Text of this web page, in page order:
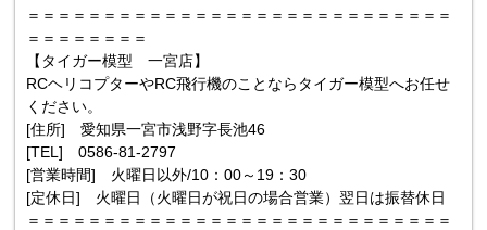
＝＝＝＝＝＝＝＝＝＝＝＝＝＝＝＝＝＝＝＝＝＝＝＝＝＝＝＝
＝＝＝＝＝＝＝＝
【タイガー模型 一宮店】
RCヘリコプターやRC飛行機のことならタイガー模型へお任せ
ください。
[住所] 愛知県一宮市浅野字長池46
[TEL] 0586-81-2797
[営業時間] 火曜日以外/10：00～19：30
[定休日] 火曜日（火曜日が祝日の場合営業）翌日は振替休日
＝＝＝＝＝＝＝＝＝＝＝＝＝＝＝＝＝＝＝＝＝＝＝＝＝＝＝＝